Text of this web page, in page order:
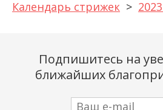
Календарь стрижек >
Подпишитесь на
ближайших